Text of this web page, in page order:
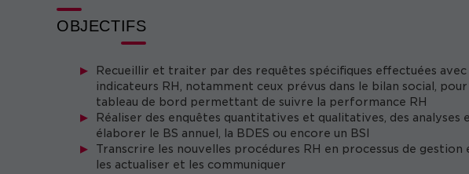
OBJECTIFS
Recueillir et traiter par des requêtes spécifiques effectuées avec
indicateurs RH, notamment ceux prévus dans le bilan social,
tableau de bord permettant de suivre la performance RH
Réaliser des enquêtes quantitatives et qualitatives, des
élaborer le BS annuel, la BDES ou encore un BSI
Transcrire les nouvelles procédures RH en processus de
les actualiser et les communiquer